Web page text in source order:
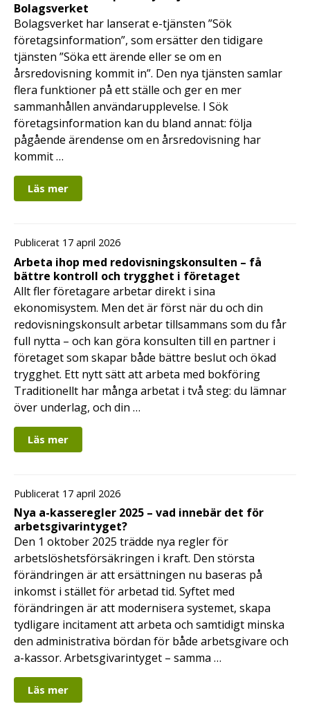
Bolagsverket
Bolagsverket har lanserat e-tjänsten ”Sök
företagsinformation”, som ersätter den tidigare
tjänsten ”Söka ett ärende eller se om en
årsredovisning kommit in”. Den nya tjänsten samlar
flera funktioner på ett ställe och ger en mer
sammanhållen användarupplevelse. I Sök
företagsinformation kan du bland annat: följa
pågående ärendense om en årsredovisning har
kommit …
Läs mer
Publicerat 17 april 2026
Arbeta ihop med redovisningskonsulten – få
bättre kontroll och trygghet i företaget
Allt fler företagare arbetar direkt i sina
ekonomisystem. Men det är först när du och din
redovisningskonsult arbetar tillsammans som du får
full nytta – och kan göra konsulten till en partner i
företaget som skapar både bättre beslut och ökad
trygghet. Ett nytt sätt att arbeta med bokföring
Traditionellt har många arbetat i två steg: du lämnar
över underlag, och din …
Läs mer
Publicerat 17 april 2026
Nya a-kasseregler 2025 – vad innebär det för
arbetsgivarintyget?
Den 1 oktober 2025 trädde nya regler för
arbetslöshetsförsäkringen i kraft. Den största
förändringen är att ersättningen nu baseras på
inkomst i stället för arbetad tid. Syftet med
förändringen är att modernisera systemet, skapa
tydligare incitament att arbeta och samtidigt minska
den administrativa bördan för både arbetsgivare och
a-kassor. Arbetsgivarintyget – samma …
Läs mer